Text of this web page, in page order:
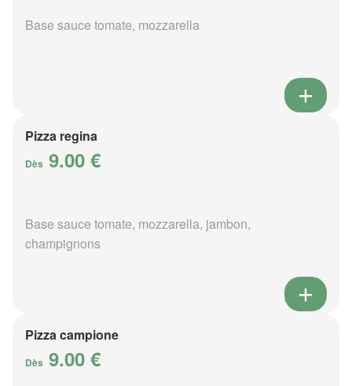
Base sauce tomate, mozzarella
Pizza regina
Dès 9.00 €
Base sauce tomate, mozzarella, jambon,
champignons
Pizza campione
Dès 9.00 €